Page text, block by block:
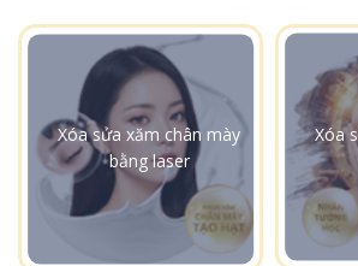
Xóa sửa xăm chân mày
bằng laser
Xóa